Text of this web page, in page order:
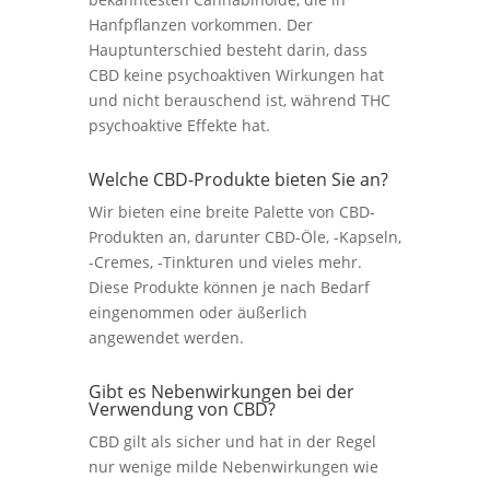
Hanfpflanzen vorkommen. Der
Hauptunterschied besteht darin, dass
CBD keine psychoaktiven Wirkungen hat
und nicht berauschend ist, während THC
psychoaktive Effekte hat.
Welche CBD-Produkte bieten Sie an?
Wir bieten eine breite Palette von CBD-
Produkten an, darunter CBD-Öle, -Kapseln,
-Cremes, -Tinkturen und vieles mehr.
Diese Produkte können je nach Bedarf
eingenommen oder äußerlich
angewendet werden.
Gibt es Nebenwirkungen bei der
Verwendung von CBD?
CBD gilt als sicher und hat in der Regel
nur wenige milde Nebenwirkungen wie